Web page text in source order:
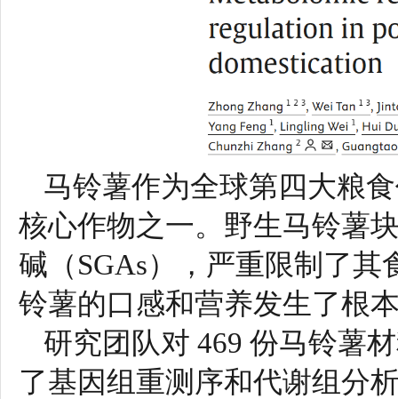
马铃薯作为全球第四大粮
核心作物之一。野生马铃薯
碱（SGAs），严重限制了
铃薯的口感和营养发生了根
研究团队对 469 份马铃薯
了基因组重测序和代谢组分